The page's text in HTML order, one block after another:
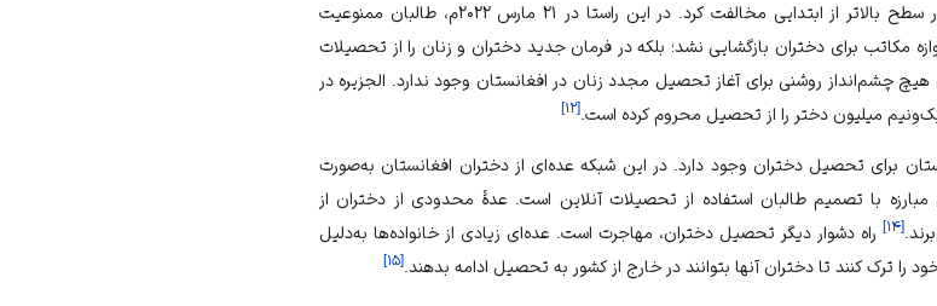
طالبان در دور دوم به‌قدرت‌رسیدن با تحصیل زنان در سطح بالاتر از ابتدایی مخالفت کرد. در این راستا در ۲۱ مارس ۲۰۲۲م، طالبان ممنوعیت
مکاتب برای دختران بازگشایی نشد؛ بلکه در فرمان جدید دختران و زنان را از تحصیلات
چشم‌انداز روشنی برای آغاز تحصیل مجدد زنان در افغانستان وجود ندارد. الجزیره در
میلیون دختر را از تحصیل محروم کرده است.[۱۲]
برای تحصیل دختران وجود دارد. در این شبکه عده‌ای از دختران افغانستان به‌صورت
مبارزه با تصمیم طالبان استفاده از تحصیلات آنلاین است. عدۀ محدودی از دختران از
[۱۴] راه دشوار دیگر تحصیل دختران، مهاجرت است. عده‌ای زیادی از خانواده‌ها به‌دلیل
ترک کنند تا دختران آنها بتوانند در خارج از کشور به تحصیل ادامه بدهند.[۱۵]